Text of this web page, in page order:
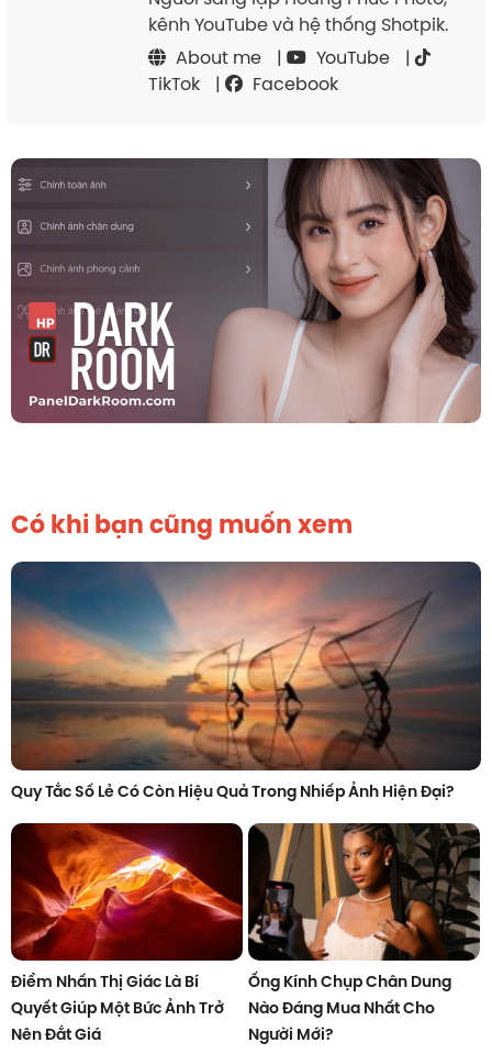
kênh YouTube và hệ thống Shotpik.
About me
| YouTube
|
TikTok
| Facebook
Có khi bạn cũng muốn xem
Quy Tắc Số Lẻ Có Còn Hiệu Quả Trong Nhiếp Ảnh Hiện Đại?
Điểm Nhấn Thị Giác Là Bí
Quyết Giúp Một Bức Ảnh Trở
Nên Đắt Giá
Ống Kính Chụp Chân Dung
Nào Đáng Mua Nhất Cho
Người Mới?